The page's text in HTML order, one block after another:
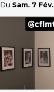
Du Sam. 7 Fév.